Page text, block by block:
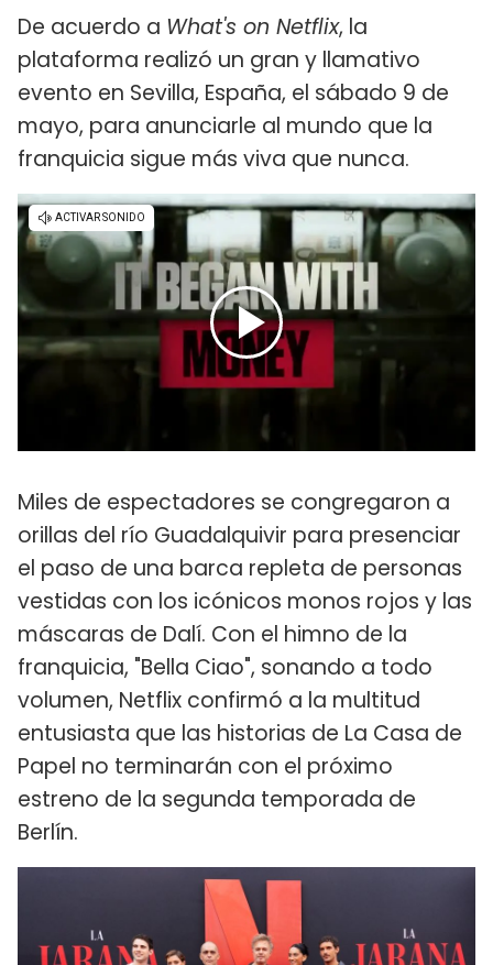
De acuerdo a What's on Netflix, la
plataforma realizó un gran y llamativo
evento en Sevilla, España, el sábado 9 de
mayo, para anunciarle al mundo que la
franquicia sigue más viva que nunca.
Miles de espectadores se congregaron a
orillas del río Guadalquivir para presenciar
el paso de una barca repleta de personas
vestidas con los icónicos monos rojos y las
máscaras de Dalí. Con el himno de la
franquicia, "Bella Ciao", sonando a todo
volumen, Netflix confirmó a la multitud
entusiasta que las historias de La Casa de
Papel no terminarán con el próximo
estreno de la segunda temporada de
Berlín.